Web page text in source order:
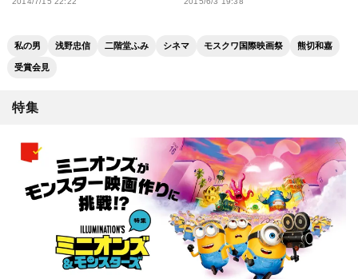
私の男 浅野忠信 二階堂ふみ シネマ モスクワ国際映画祭 熊切和嘉
受賞会見
特集